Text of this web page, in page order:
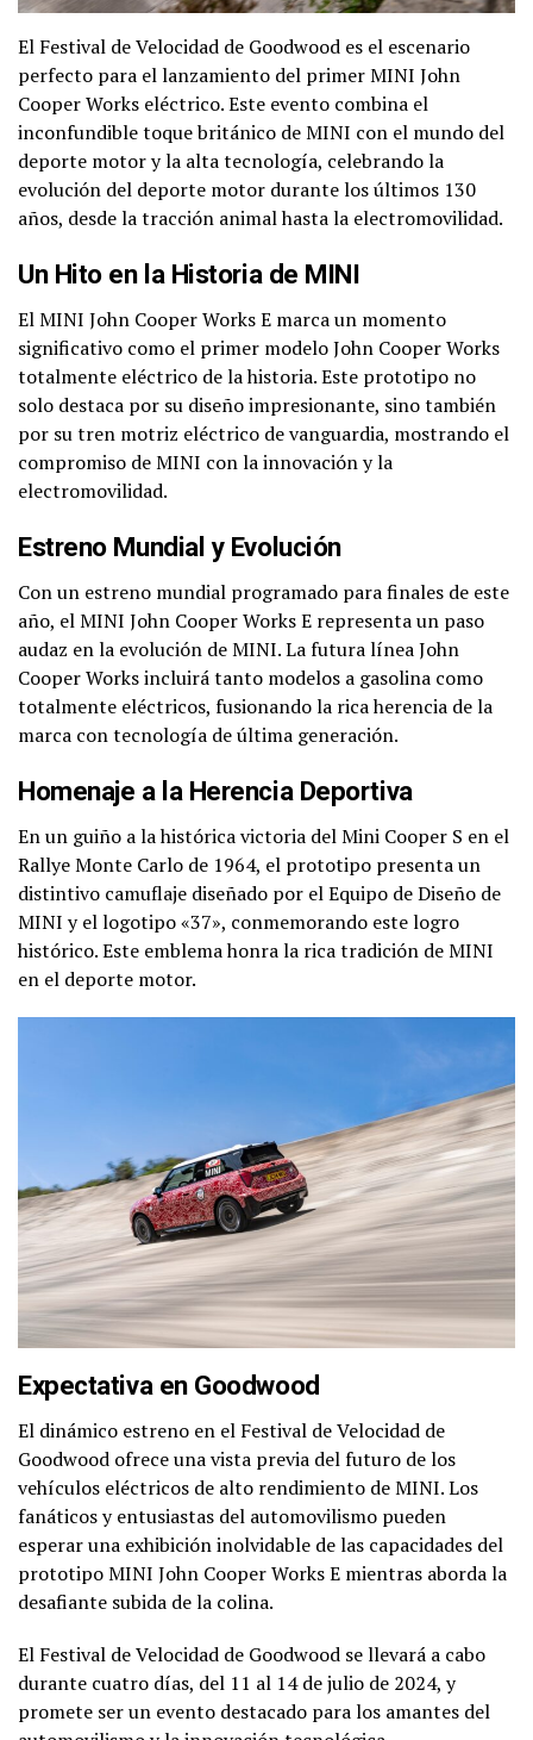
El Festival de Velocidad de Goodwood es el escenario
perfecto para el lanzamiento del primer MINI John
Cooper Works eléctrico. Este evento combina el
inconfundible toque británico de MINI con el mundo del
deporte motor y la alta tecnología, celebrando la
evolución del deporte motor durante los últimos 130
años, desde la tracción animal hasta la electromovilidad.
Un Hito en la Historia de MINI
El MINI John Cooper Works E marca un momento
significativo como el primer modelo John Cooper Works
totalmente eléctrico de la historia. Este prototipo no
solo destaca por su diseño impresionante, sino también
por su tren motriz eléctrico de vanguardia, mostrando el
compromiso de MINI con la innovación y la
electromovilidad.
Estreno Mundial y Evolución
Con un estreno mundial programado para finales de este
año, el MINI John Cooper Works E representa un paso
audaz en la evolución de MINI. La futura línea John
Cooper Works incluirá tanto modelos a gasolina como
totalmente eléctricos, fusionando la rica herencia de la
marca con tecnología de última generación.
Homenaje a la Herencia Deportiva
En un guiño a la histórica victoria del Mini Cooper S en el
Rallye Monte Carlo de 1964, el prototipo presenta un
distintivo camuflaje diseñado por el Equipo de Diseño de
MINI y el logotipo «37», conmemorando este logro
histórico. Este emblema honra la rica tradición de MINI
en el deporte motor.
Expectativa en Goodwood
El dinámico estreno en el Festival de Velocidad de
Goodwood ofrece una vista previa del futuro de los
vehículos eléctricos de alto rendimiento de MINI. Los
fanáticos y entusiastas del automovilismo pueden
esperar una exhibición inolvidable de las capacidades del
prototipo MINI John Cooper Works E mientras aborda la
desafiante subida de la colina.
El Festival de Velocidad de Goodwood se llevará a cabo
durante cuatro días, del 11 al 14 de julio de 2024, y
promete ser un evento destacado para los amantes del